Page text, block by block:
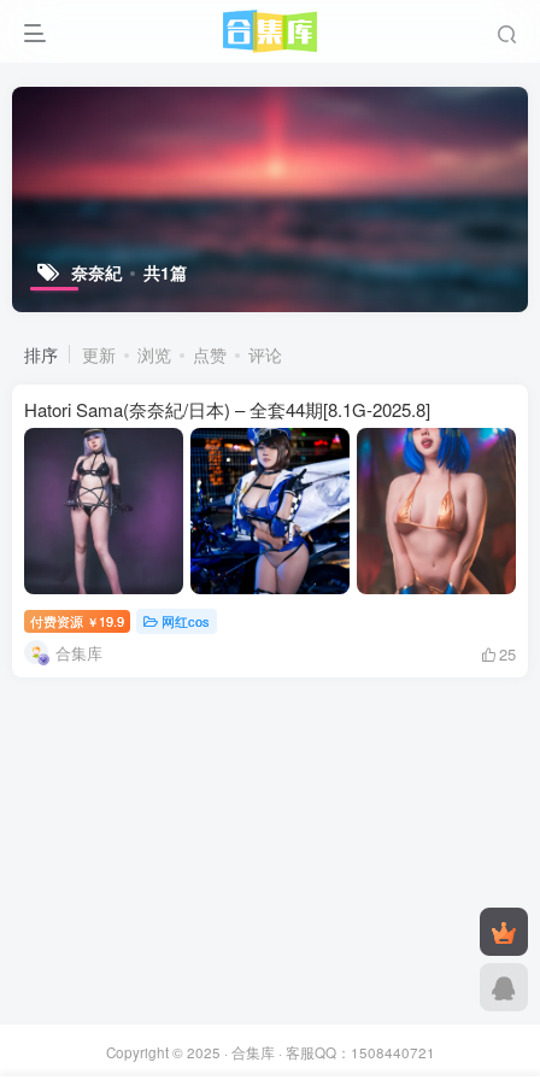
奈奈紀 共1篇
排序 更新 浏览 点赞 评论
Hatori Sama(奈奈紀/日本) – 全套44期[8.1G-2025.8]
付费资源 ￥ 19.9 网红cos
合集库 25
Copyright © 2025 · 合集库· 客服QQ：1508440721